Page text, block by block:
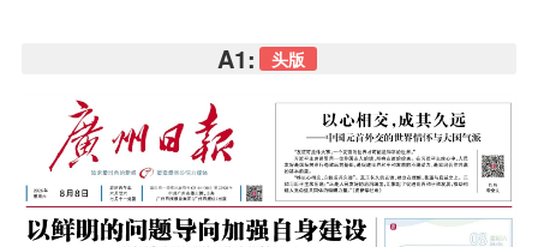
A1: 头版